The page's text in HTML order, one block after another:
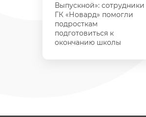
Выпускной»: сотрудники
ГК «Новард» помогли
подросткам
подготовиться к
окончанию школы